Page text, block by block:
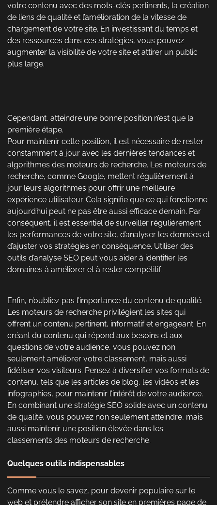
votre contenu avec des mots-clés pertinents, la création
de liens de qualité et l’amélioration de la vitesse de
chargement de votre site. En investissant du temps et
des ressources dans ces stratégies, vous pouvez
augmenter la visibilité de votre site et attirer un public
plus large.
Cependant, atteindre une bonne position n’est que la
première étape.
Pour maintenir cette position, il est nécessaire de rester
constamment à jour avec les dernières tendances et
algorithmes des moteurs de recherche. Les moteurs de
recherche, comme Google, mettent régulièrement à
jour leurs algorithmes pour offrir une meilleure
expérience utilisateur. Cela signifie que ce qui fonctionne
aujourd’hui peut ne pas être aussi efficace demain. Par
conséquent, il est essentiel de surveiller régulièrement
les performances de votre site, d’analyser les données et
d’ajuster vos stratégies en conséquence. Utiliser des
outils d’analyse SEO peut vous aider à identifier les
domaines à améliorer et à rester compétitif.
Enfin, n’oubliez pas l’importance du contenu de qualité.
Les moteurs de recherche privilégient les sites qui
offrent un contenu pertinent, informatif et engageant. En
créant du contenu qui répond aux besoins et aux
questions de votre audience, vous pouvez non
seulement améliorer votre classement, mais aussi
fidéliser vos visiteurs. Pensez à diversifier vos formats de
contenu, tels que les articles de blog, les vidéos et les
infographies, pour maintenir l’intérêt de votre audience.
En combinant une stratégie SEO solide avec un contenu
de qualité, vous pouvez non seulement atteindre, mais
aussi maintenir une position élevée dans les
classements des moteurs de recherche.
Quelques outils indispensables
Comme vous le savez, pour devenir populaire sur le
web et prétendre afficher son site en premières page de